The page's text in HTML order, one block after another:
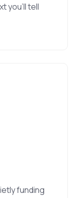
you'll tell
funding